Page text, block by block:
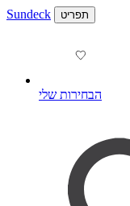
Sundeck תפריט
הבחירות שלי